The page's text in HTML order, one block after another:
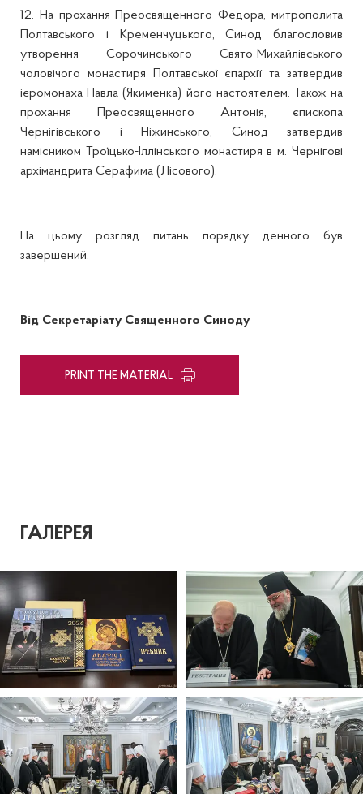
12. На прохання Преосвященного Федора, митрополита
Полтавського і Кременчуцького, Синод благословив
утворення Сорочинського Свято-Михайлівського
чоловічого монастиря Полтавської єпархії та затвердив
ієромонаха Павла (Якименка) його настоятелем. Також на
прохання Преосвященного Антонія, єпископа
Чернігівського і Ніжинського, Синод затвердив
намісником Троїцько-Іллінського монастиря в м. Чернігові
архімандрита Серафима (Лісового).
На цьому розгляд питань порядку денного був
завершений.
Від Секретаріату Священного Синоду
PRINT THE MATERIAL
ГАЛЕРЕЯ